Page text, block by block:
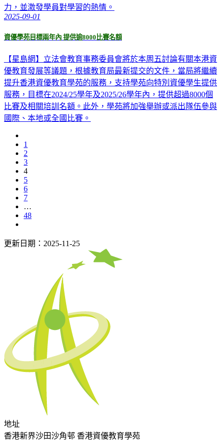
力，並激發學員對學習的熱情。
2025-09-01
資優學苑目標兩年內 提供逾8000比賽名額
【星島網】立法會教育事務委員會將於本周五討論有關本港資
優教育發展等議題，根據教育局最新提交的文件，當局將繼續
提升香港資優教育學苑的服務，支持學苑向特別資優學生提供
服務，目標在2024/25學年及2025/26學年內，提供超過8000個
比賽及相關培訓名額。此外，學苑將加強舉辦或派出隊伍參與
國際、本地或全國比賽。
1
2
3
4
5
6
7
…
48
更新日期：2025-11-25
地址
香港新界沙田沙角邨 香港資優教育學苑